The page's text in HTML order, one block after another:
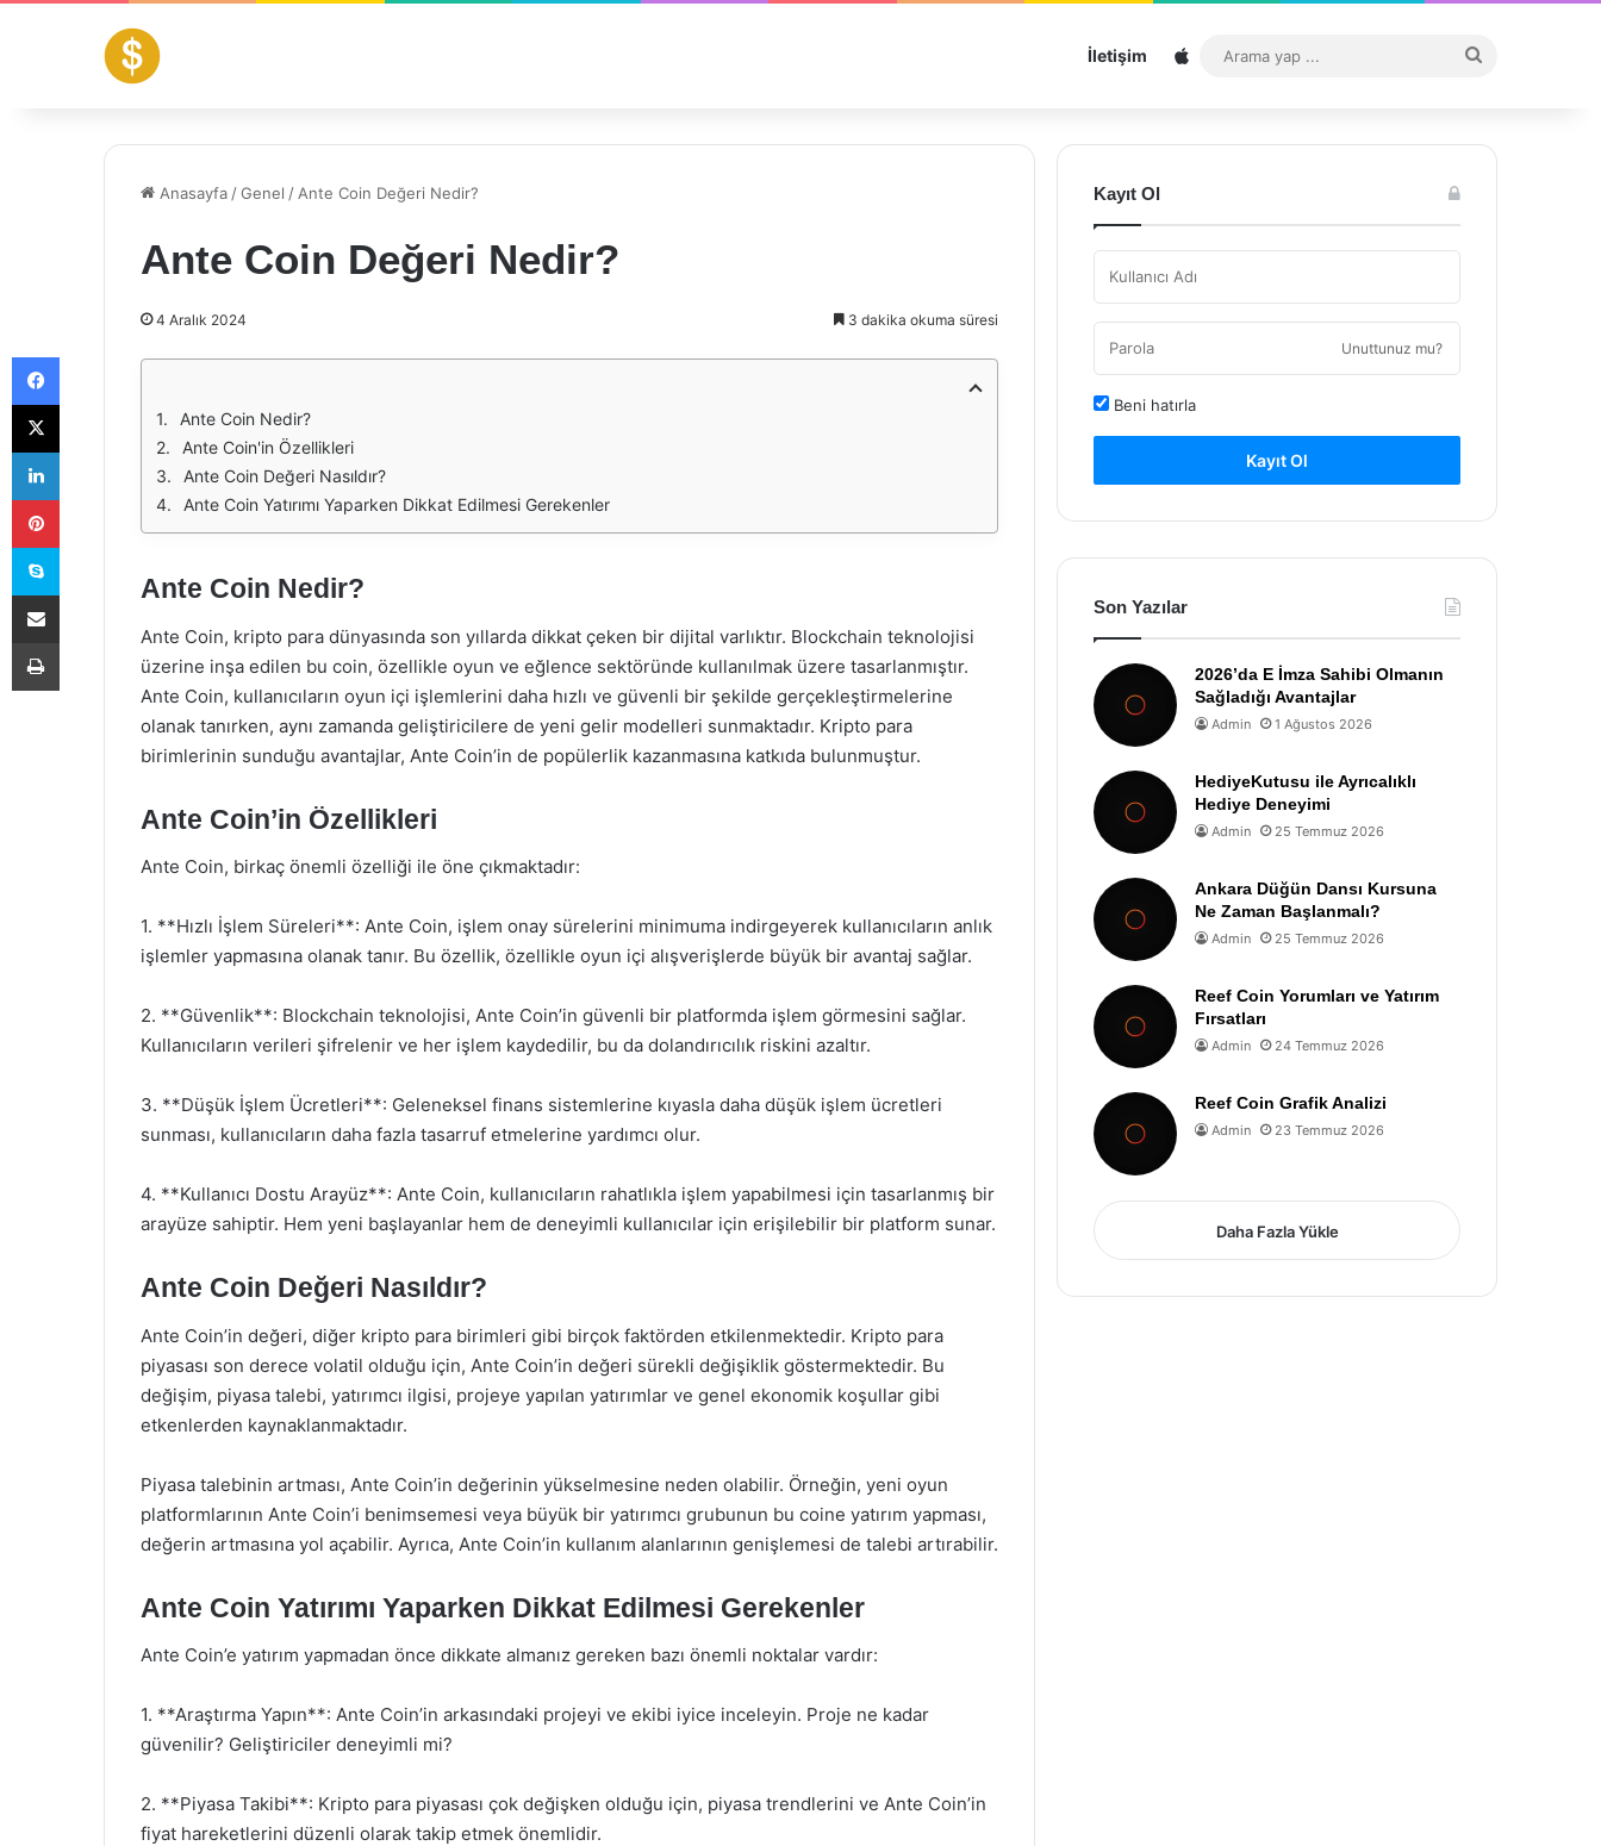
İletişim Sitemap
...
Anasayfa /Genel / Ante Coin Değeri Nedir?
Ante Coin Değeri Nedir?
4 Aralık 2024 3 dakika okuma süresi
Ante Coin Nedir?
Ante Coin'in Özellikleri
Ante Coin Değeri Nasıldır?
Ante Coin Yatırımı Yaparken Dikkat Edilmesi Gerekenler
Ante Coin Nedir?
Ante Coin, kripto para dünyasında son yıllarda dikkat çeken bir dijital varlıktır. Blockchain teknolojisi
üzerine inşa edilen bu coin, özellikle oyun ve eğlence sektöründe kullanılmak üzere tasarlanmıştır.
Ante Coin, kullanıcıların oyun içi işlemlerini daha hızlı ve güvenli bir şekilde gerçekleştirmelerine
olanak tanırken, aynı zamanda geliştiricilere de yeni gelir modelleri sunmaktadır. Kripto para
birimlerinin sunduğu avantajlar, Ante Coin’in de popülerlik kazanmasına katkıda bulunmuştur.
Ante Coin’in Özellikleri
Ante Coin, birkaç önemli özelliği ile öne çıkmaktadır:
1. **Hızlı İşlem Süreleri**: Ante Coin, işlem onay sürelerini minimuma indirgeyerek kullanıcıların anlık
işlemler yapmasına olanak tanır. Bu özellik, özellikle oyun içi alışverişlerde büyük bir avantaj sağlar.
2. **Güvenlik**: Blockchain teknolojisi, Ante Coin’in güvenli bir platformda işlem görmesini sağlar.
Kullanıcıların verileri şifrelenir ve her işlem kaydedilir, bu da dolandırıcılık riskini azaltır.
3. **Düşük İşlem Ücretleri**: Geleneksel finans sistemlerine kıyasla daha düşük işlem ücretleri
sunması, kullanıcıların daha fazla tasarruf etmelerine yardımcı olur.
4. **Kullanıcı Dostu Arayüz**: Ante Coin, kullanıcıların rahatlıkla işlem yapabilmesi için tasarlanmış bir
arayüze sahiptir. Hem yeni başlayanlar hem de deneyimli kullanıcılar için erişilebilir bir platform sunar.
Ante Coin Değeri Nasıldır?
Ante Coin’in değeri, diğer kripto para birimleri gibi birçok faktörden etkilenmektedir. Kripto para
piyasası son derece volatil olduğu için, Ante Coin’in değeri sürekli değişiklik göstermektedir. Bu
değişim, piyasa talebi, yatırımcı ilgisi, projeye yapılan yatırımlar ve genel ekonomik koşullar gibi
etkenlerden kaynaklanmaktadır.
Piyasa talebinin artması, Ante Coin’in değerinin yükselmesine neden olabilir. Örneğin, yeni oyun
platformlarının Ante Coin’i benimsemesi veya büyük bir yatırımcı grubunun bu coine yatırım yapması,
değerin artmasına yol açabilir. Ayrıca, Ante Coin’in kullanım alanlarının genişlemesi de talebi artırabilir.
Ante Coin Yatırımı Yaparken Dikkat Edilmesi Gerekenler
Ante Coin’e yatırım yapmadan önce dikkate almanız gereken bazı önemli noktalar vardır:
1. **Araştırma Yapın**: Ante Coin’in arkasındaki projeyi ve ekibi iyice inceleyin. Proje ne kadar
güvenilir? Geliştiriciler deneyimli mi?
2. **Piyasa Takibi**: Kripto para piyasası çok değişken olduğu için, piyasa trendlerini ve Ante Coin’in
fiyat hareketlerini düzenli olarak takip etmek önemlidir.
Kayıt Ol
Unuttunuz mu?
Beni hatırla
Kayıt Ol
Son Yazılar
2026’da E İmza Sahibi Olmanın
Sağladığı Avantajlar
Admin 1 Ağustos 2026
HediyeKutusu ile Ayrıcalıklı
Hediye Deneyimi
Admin 25 Temmuz 2026
Ankara Düğün Dansı Kursuna
Ne Zaman Başlanmalı?
Admin 25 Temmuz 2026
Reef Coin Yorumları ve Yatırım
Fırsatları
Admin 24 Temmuz 2026
Reef Coin Grafik Analizi
Admin 23 Temmuz 2026
Daha Fazla Yükle
Facebook
X
LinkedIn
Pinterest
Skype
E-Posta ile paylaş